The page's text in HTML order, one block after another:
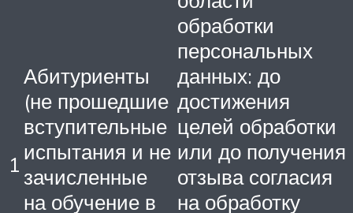
1
Абитуриенты
(не прошедшие
вступительные
испытания и не
зачисленные
на обучение в
обработки
персональных
данных: до
достижения
целей обработки
или до получения
отзыва согласия
на обработку